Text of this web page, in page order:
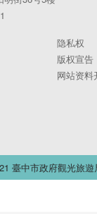
隐私权
版权宣告
网站资料
臺中市政府觀光旅遊